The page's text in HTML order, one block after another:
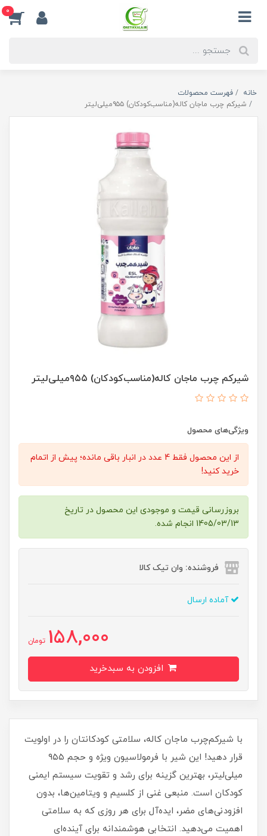
0
خانه
فهرست محصولات
شیرکم چرب ماجان کاله(مناسب‌کودکان) ۹۵۵میلی‌لیتر
شیرکم چرب ماجان کاله(مناسب‌کودکان) ۹۵۵میلی‌لیتر
ویژگی‌های محصول
از این محصول فقط 4 عدد در انبار باقی مانده؛ پیش از اتمام
خرید کنید!
بروزرسانی قیمت و موجودی این محصول در تاریخ
1405/03/13 انجام شده.
فروشنده: وان تیک کالا
آماده ارسال
158,000 تومان
با شیرکم‌چرب ماجان کاله، سلامتی کودکانتان را در اولویت
قرار دهید! این شیر با فرمولاسیون ویژه و حجم ۹۵۵
میلی‌لیتر، بهترین گزینه برای رشد و تقویت سیستم ایمنی
کودکان است. منبعی غنی از کلسیم و ویتامین‌ها، بدون
افزودنی‌های مضر، ایده‌آل برای هر روزی که به سلامتی
اهمیت می‌دهید. انتخابی هوشمندانه برای آینده‌ای